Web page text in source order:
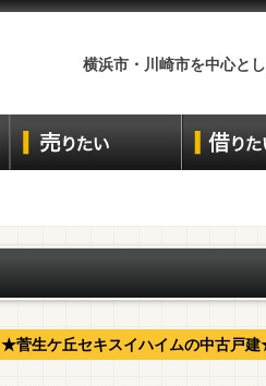
横浜市・川崎市を中心と
★菅生ケ丘セキスイハイムの中古戸